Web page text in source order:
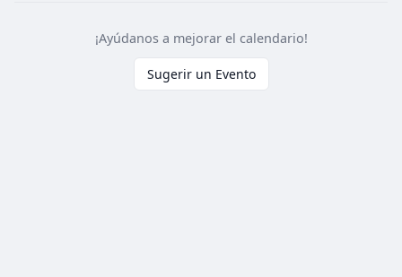
¡Ayúdanos a mejorar el calendario!
Sugerir un Evento